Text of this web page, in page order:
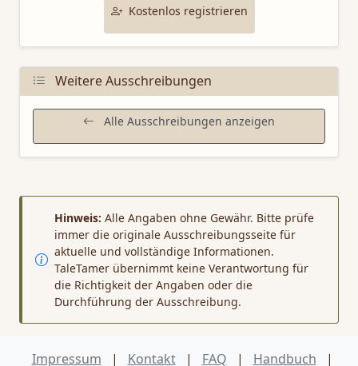
Kostenlos registrieren
Weitere Ausschreibungen
Alle Ausschreibungen anzeigen
Hinweis: Alle Angaben ohne Gewähr. Bitte prüfe
immer die originale Ausschreibungsseite für
aktuelle und vollständige Informationen.
TaleTamer übernimmt keine Verantwortung für
die Richtigkeit der Angaben oder die
Durchführung der Ausschreibung.
Impressum | Kontakt | FAQ | Handbuch |